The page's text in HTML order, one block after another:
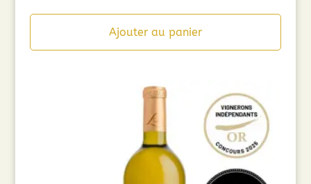
actuelAjouter au panier